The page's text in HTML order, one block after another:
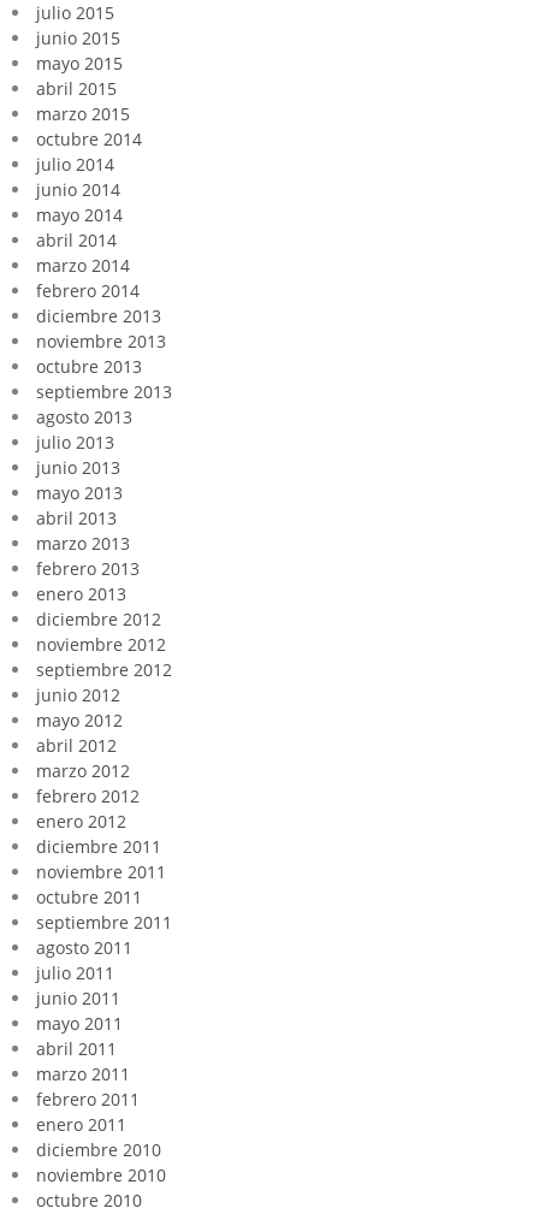
julio 2015
junio 2015
mayo 2015
abril 2015
marzo 2015
octubre 2014
julio 2014
junio 2014
mayo 2014
abril 2014
marzo 2014
febrero 2014
diciembre 2013
noviembre 2013
octubre 2013
septiembre 2013
agosto 2013
julio 2013
junio 2013
mayo 2013
abril 2013
marzo 2013
febrero 2013
enero 2013
diciembre 2012
noviembre 2012
septiembre 2012
junio 2012
mayo 2012
abril 2012
marzo 2012
febrero 2012
enero 2012
diciembre 2011
noviembre 2011
octubre 2011
septiembre 2011
agosto 2011
julio 2011
junio 2011
mayo 2011
abril 2011
marzo 2011
febrero 2011
enero 2011
diciembre 2010
noviembre 2010
octubre 2010